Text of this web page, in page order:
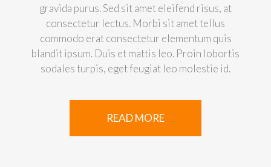
gravida purus. Sed sit amet eleifend risus, at
consectetur lectus. Morbi sit amet tellus
commodo erat consectetur elementum quis
blandit ipsum. Duis et mattis leo. Proin lobortis
sodales turpis, eget feugiat leo molestie id.
READ MORE